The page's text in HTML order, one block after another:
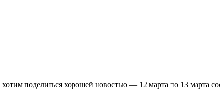
поделиться хорошей новостью — 12 марта по 13 марта